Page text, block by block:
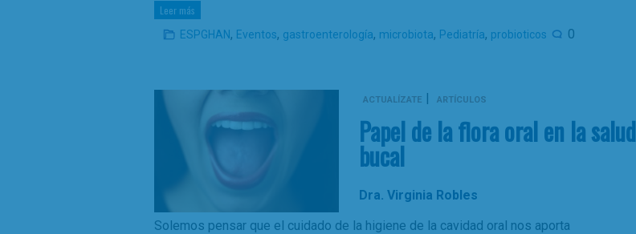
Leer más
ESPGHAN, Eventos, gastroenterología, microbiota, Pediatría, probioticos 0
ACTUALÍZATE | ARTÍCULOS
Papel de la flora oral en la salud
bucal
Dra. Virginia Robles
Solemos pensar que el cuidado de la higiene de la cavidad oral nos aporta